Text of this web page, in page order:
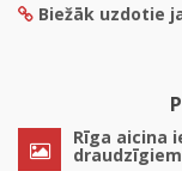
Biežāk uzdotie
Rīga aicina